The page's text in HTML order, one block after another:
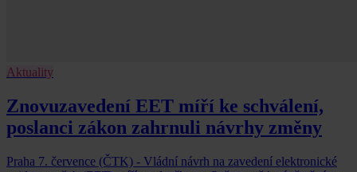
Aktuality
Znovuzavedení EET míří ke schválení,
poslanci zákon zahrnuli návrhy změny
Praha 7. července (ČTK) - Vládní návrh na zavedení elektronické